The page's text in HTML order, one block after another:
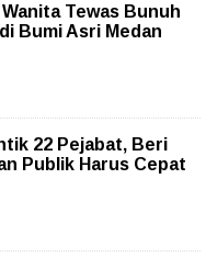
Tewas Bunuh
Bumi Asri Medan
22 Pejabat, Beri
Publik Harus Cepat